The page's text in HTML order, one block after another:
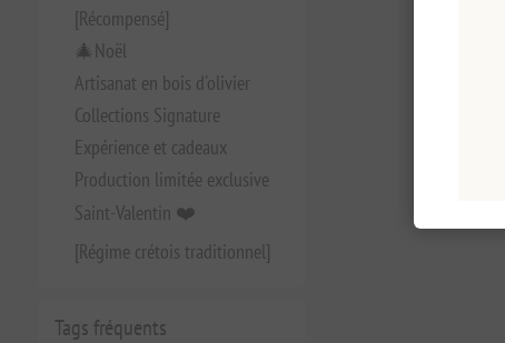
[Récompensé]
🎄Noël
Artisanat en bois d'olivier
Collections Signature
Expérience et cadeaux
Production limitée exclusive
Saint-Valentin ❤️
[Régime crétois traditionnel]
Tags fréquents